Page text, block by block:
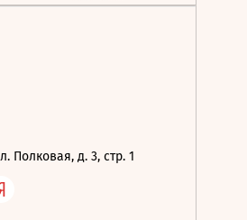
Полковая, д. 3, стр. 1